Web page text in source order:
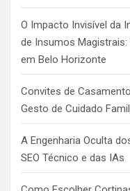
O Impacto Invisível da
de Insumos
em Belo Horizonte
Convites de
Gesto de Cuidado
A Engenharia Oculta
SEO Técnico e das IAs